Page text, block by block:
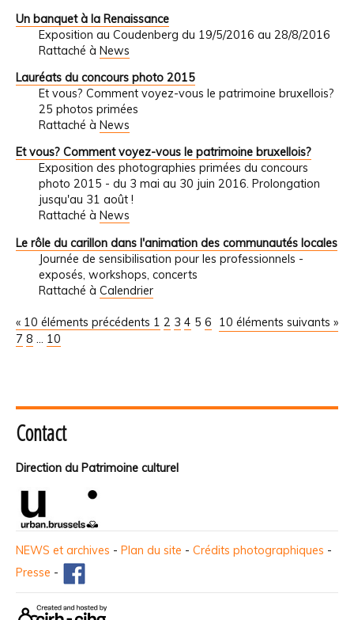
Un banquet à la Renaissance
Exposition au Coudenberg du 19/5/2016 au 28/8/2016
Rattaché à News
Lauréats du concours photo 2015
Et vous? Comment voyez-vous le patrimoine bruxellois?
25 photos primées
Rattaché à News
Et vous? Comment voyez-vous le patrimoine bruxellois?
Exposition des photographies primées du concours
photo 2015 - du 3 mai au 30 juin 2016. Prolongation
jusqu'au 31 août !
Rattaché à News
Le rôle du carillon dans l'animation des communautés locales
Journée de sensibilisation pour les professionnels -
exposés, workshops, concerts
Rattaché à Calendrier
« 10 éléments précédents 10 éléments suivants »
1 2 3 4 5 6
7 8 ... 10
Contact
Direction du Patrimoine culturel
NEWS et archives - Plan du site - Crédits photographiques -
Presse -